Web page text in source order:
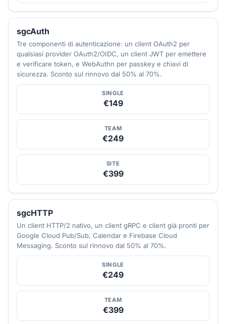
sgcAuth
Tre componenti di autenticazione: un client OAuth2 per
qualsiasi provider OAuth2/OIDC, un client JWT per emettere
e verificare token, e WebAuthn per passkey e chiavi di
sicurezza. Sconto sul rinnovo dal 50% al 70%.
SINGLE
€149
TEAM
€249
SITE
€399
sgcHTTP
Un client HTTP/2 nativo, un client gRPC e client già pronti per
Google Cloud Pub/Sub, Calendar e Firebase Cloud
Messaging. Sconto sul rinnovo dal 50% al 70%.
SINGLE
€249
TEAM
€399